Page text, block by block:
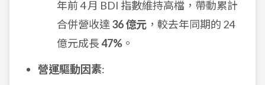
年前 4 月 BDI 指數維持高檔，帶動累計
合併營收達 36 億元 ，較去年同期的 24
億元成長47% 。
營運驅動因素: